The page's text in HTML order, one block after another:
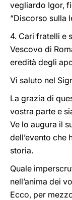
vegliardo Igor,
“Discorso sulla
4. Cari fratelli e
Vescovo di
eredità degli
Vi saluto nel
La grazia di
vostra parte e
Ve lo augura il
dell’evento che
storia.
Quale
nell’anima dei
Ecco, per